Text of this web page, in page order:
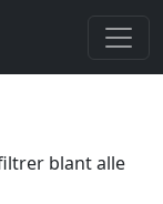
blant alle